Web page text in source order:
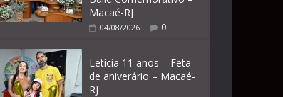
Macaé-RJ
04/08/2026 0
Letícia 11 anos – Feta
de aniverário – Macaé-
RJ